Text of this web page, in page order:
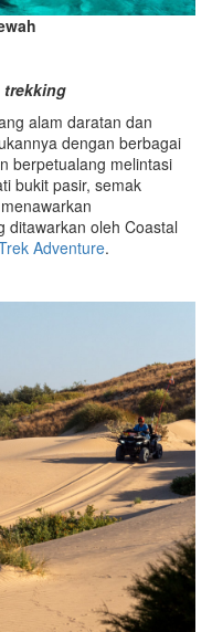
trekking
alam daratan dan
dengan berbagai
berpetualang melintasi
bukit pasir, semak
ditawarkan oleh Coastal
Adventure.